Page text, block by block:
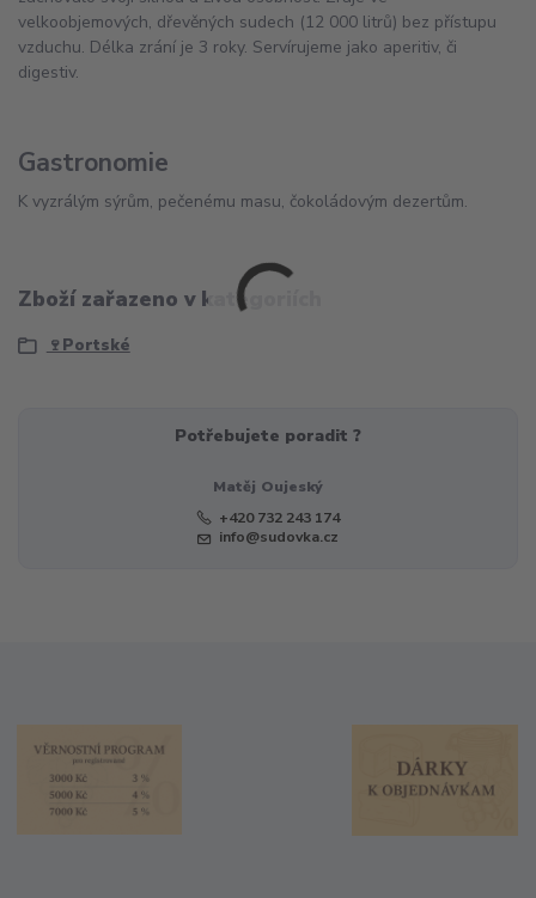
velkoobjemových, dřevěných sudech (12 000 litrů) bez přístupu
vzduchu. Délka zrání je 3 roky. Servírujeme jako aperitiv, či
digestiv.
Gastronomie
K vyzrálým sýrům, pečenému masu, čokoládovým dezertům.
Zboží zařazeno v kategoriích
🍷Portské
Potřebujete poradit ?
Matěj Oujeský
+420 732 243 174
info@sudovka.cz